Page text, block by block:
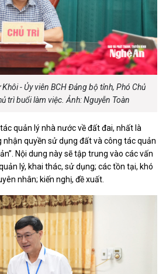
- Ủy viên BCH Đảng bộ tỉnh, Phó Chủ
trì buổi làm việc. Ảnh: Nguyễn Toàn
quản lý nhà nước về đất đai, nhất là
quyền sử dụng đất và công tác quản
Nội dung này sẽ tập trung vào các vấn
lý, khai thác, sử dụng; các tồn tại, khó
nhân; kiến nghị, đề xuất.